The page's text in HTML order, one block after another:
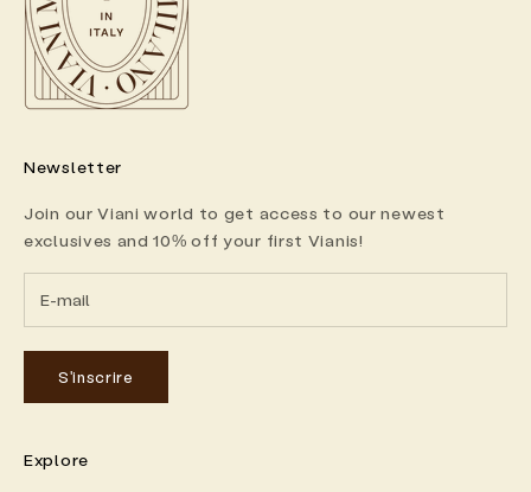
Newsletter
Join our Viani world to get access to our newest
exclusives and 10% off your first Vianis!
S'inscrire
Explore